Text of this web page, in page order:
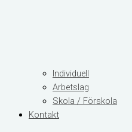
Individuell
Arbetslag
Skola / Förskola
Kontakt